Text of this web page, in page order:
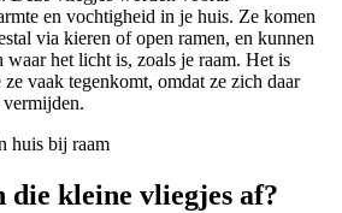
en vochtigheid in je huis. Ze komen
via kieren of open ramen, en kunnen
het licht is, zoals je raam. Het is
vaak tegenkomt, omdat ze zich daar
die kleine vliegjes af?